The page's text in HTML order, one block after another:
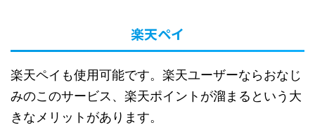
楽天ペイ
楽天ペイも使用可能です。楽天ユーザーならおなじ
みのこのサービス、楽天ポイントが溜まるという大
きなメリットがあります。